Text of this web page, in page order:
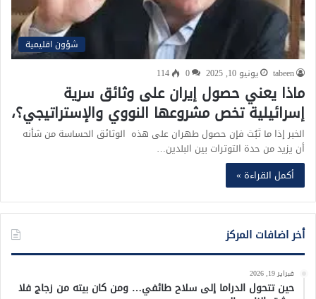
شؤون اقليمية
tabeen
يونيو 10, 2025 0
114
ماذا يعني حصول إيران على وثائق سرية
إسرائيلية تخص مشروعها النووي والإستراتيجي؟،
الخبر إذا ما ثَبُتَ فإن حصول طهران على هذه الوثائق الحساسة من شأنه
أن يزيد من حدة التوترات بين البلدين…
أكمل القراءة »
أخر اضافات المركز
فبراير 19, 2026
حين تتحول الدراما إلى سلاح طائفي… ومن كان بيته من زجاج فلا